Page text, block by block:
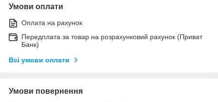
Умови оплати
Оплата на рахунок
Передплата за товар на розрахунковий рахунок (Приват
Банк)
Всі умови оплати
Умови повернення